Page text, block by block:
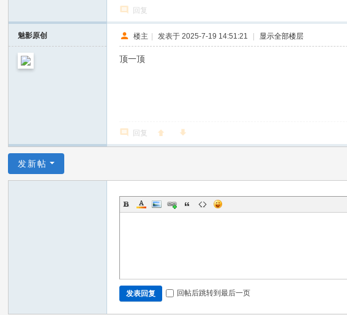
回复
魅影原创 楼主 | 发表于 2025-7-19 14:51:21 | 显示全部楼层
顶一顶
回复
发新帖
发表回复 回帖后跳转到最后一页